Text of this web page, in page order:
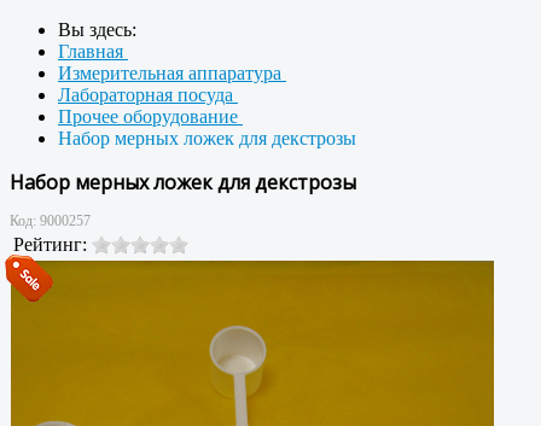
Вы здесь:
Главная
Измерительная аппаратура
Лабораторная посуда
Прочее оборудование
Набор мерных ложек для декстрозы
Набор мерных ложек для декстрозы
Код: 9000257
Рейтинг: